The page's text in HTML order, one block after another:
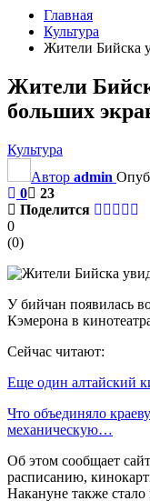
Главная
Культура
Жители Бийска
Жители
больших
Культура
Автор admin
0
23
Поделится
0
(0)
У бийчан появилась
Кэмерона в
Сейчас читают:
Еще один алтайский
Что объединяло
механическую…
Об этом сообщает
расписанию,
Накануне также стало